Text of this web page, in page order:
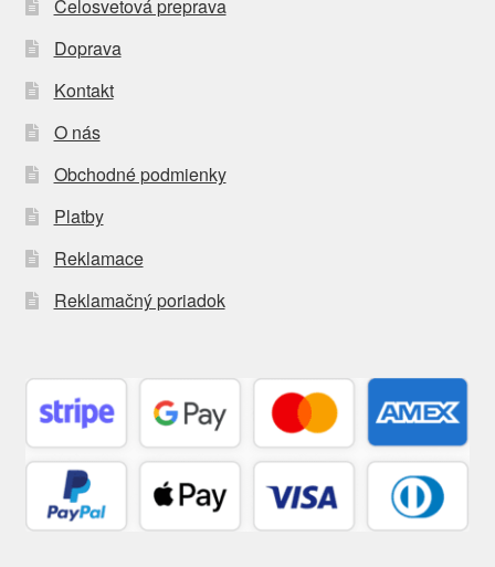
Celosvetová preprava
Doprava
Kontakt
O nás
Obchodné podmienky
Platby
Reklamace
Reklamačný poriadok